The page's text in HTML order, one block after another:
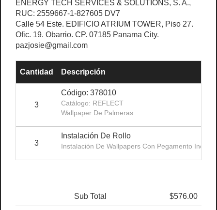
ENERGY TECH SERVICES & SOLUTIONS, S. A.,
RUC: 2559667-1-827605 DV7
Calle 54 Este. EDIFICIO ATRIUM TOWER, Piso 27.
Ofic. 19. Obarrio. CP. 07185 Panama City.
pazjosie@gmail.com
Cantidad Descripción
3
Código: 378010
Catálogo: REFLECT
Wallpaper De Palmeras
3
Instalación De Rollo
Instalación De Wallpapers Con Pegamento
Sub Total $576.00